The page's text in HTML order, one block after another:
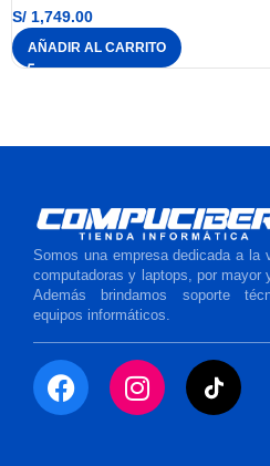
S/ 1,749.00
AÑADIR AL CARRITO
Somos una empresa dedicada a la
computadoras y laptops, por mayor
Además brindamos soporte
equipos informáticos.